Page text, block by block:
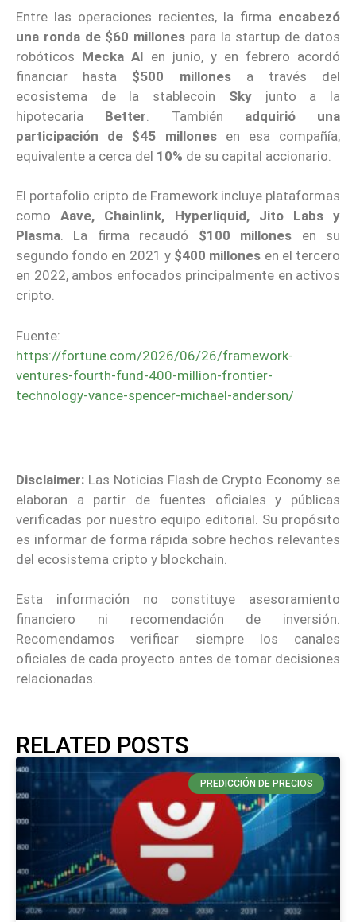
Entre las operaciones recientes, la firma encabezó
una ronda de $60 millones para la startup de datos
robóticos Mecka AI en junio, y en febrero acordó
financiar hasta $500 millonesa través del
ecosistema de la stablecoin Sky junto a la
hipotecaria Better . También adquirió una
participación de $45 millonesen esa compañía,
equivalente a cerca del 10% de su capital accionario.
El portafolio cripto de Framework incluye plataformas
comoAave, Chainlink, Hyperliquid, Jito Labs y
Plasma. La firma recaudó $100 millones en su
segundo fondo en 2021 y$400 millones en el tercero
en 2022, ambos enfocados principalmente en activos
cripto.
Fuente:
https://fortune.com/2026/06/26/framework-
ventures-fourth-fund-400-million-frontier-
technology-vance-spencer-michael-anderson/
Disclaimer: Las Noticias Flash de Crypto Economy se
elaboran a partir de fuentes oficiales y públicas
verificadas por nuestro equipo editorial. Su propósito
es informar de forma rápida sobre hechos relevantes
del ecosistema cripto y blockchain.
Esta información no constituye asesoramiento
financiero ni recomendación de inversión.
Recomendamos verificar siempre los canales
oficiales de cada proyecto antes de tomar decisiones
relacionadas.
RELATED POSTS
PREDICCIÓN DE PRECIOS